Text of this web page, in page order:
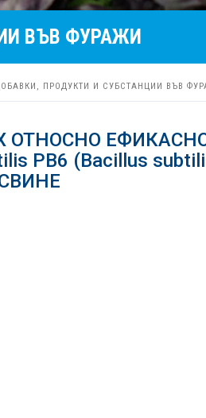
ВЪВ ФУРАЖИ
ПРОДУКТИ И СУБСТАНЦИИ ВЪВ
ОТНОСНО
PB6 (Bacillus